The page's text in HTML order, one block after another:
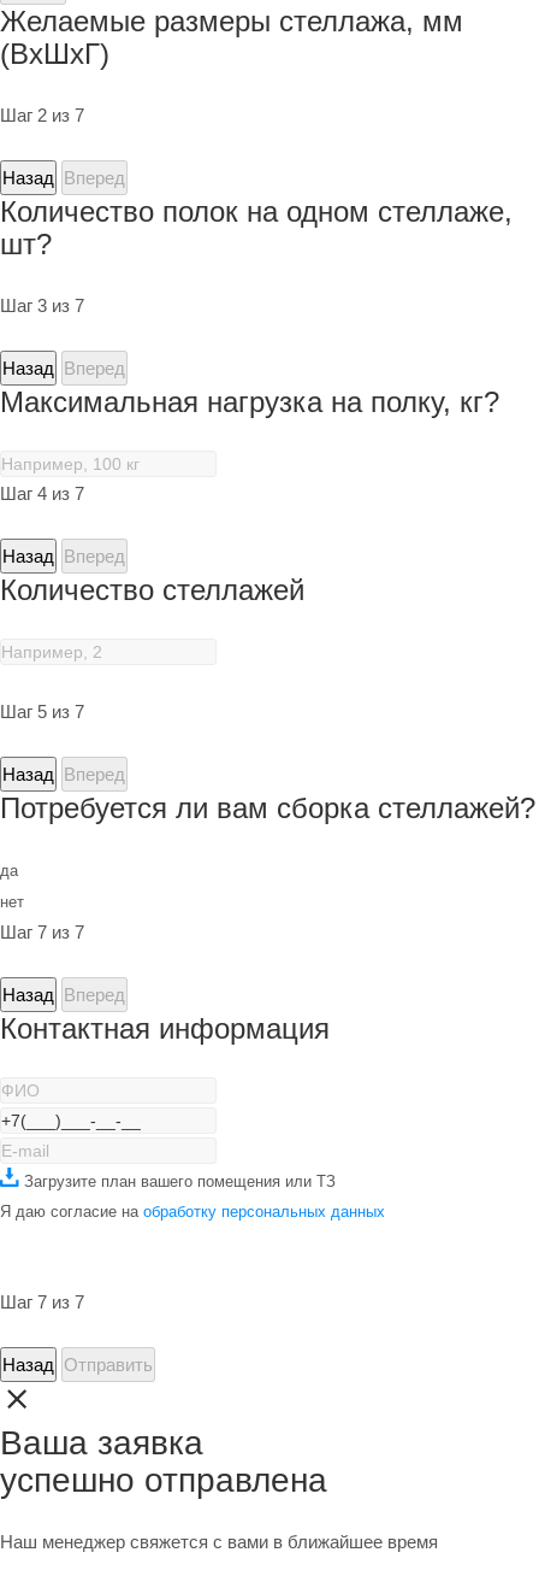
Желаемые размеры стеллажа, мм
(ВхШхГ)
Шаг 2 из 7
Назад Вперед
Количество полок на одном стеллаже,
шт?
Шаг 3 из 7
Назад Вперед
Максимальная нагрузка на полку, кг?
Шаг 4 из 7
Назад Вперед
Количество стеллажей
Шаг 5 из 7
Назад Вперед
Потребуется ли вам сборка стеллажей?
да
нет
Шаг 7 из 7
Назад Вперед
Контактная информация
Загрузите план вашего помещения или ТЗ
Я даю согласие на обработку персональных данных
Шаг 7 из 7
Назад Отправить
Ваша заявка
успешно отправлена
Наш менеджер свяжется с вами в ближайшее время